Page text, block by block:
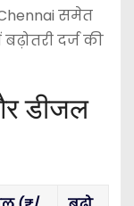
समेत
दर्ज की
डीजल